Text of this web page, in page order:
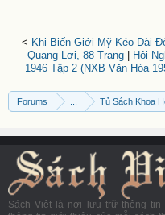
< Khi Biến Giới Mỹ Kéo Dài
Quang Lợi, 88 Trang|
Hội
1946 Tập 2 (NXB Văn Hóa
Forums Tủ Sách Khoa
Sách Việt là nơi lưu trữ thông tin